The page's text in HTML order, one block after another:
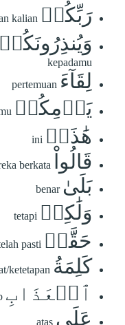
رَبِّكُمۡ kalian
وَيُنذِرُونَكُمۡ
kepadamu
لِقَآءَ pertemuan
يَوۡمِكُمۡ
هَٰذَاۚ ini
قَالُواْ berkata
بَلَىٰ benar
وَلَٰكِنۡ tetapi
حَقَّتۡ pasti
كَلِمَةُ ketetapan
ٱلۡعَذَابِ
عَلَى atas